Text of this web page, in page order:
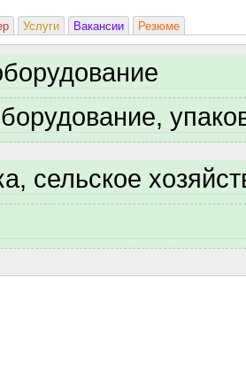
Услуги Вакансии Резюме
сельское